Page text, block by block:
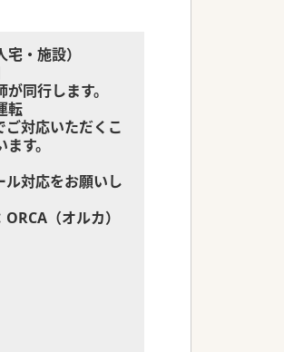
・施設）
が同行します。
転
対応いただくこ
す。
対応をお願いし
（オルカ）